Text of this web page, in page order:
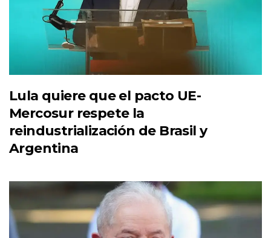
Lula quiere que el pacto UE-
Mercosur respete la
reindustrialización de Brasil y
Argentina